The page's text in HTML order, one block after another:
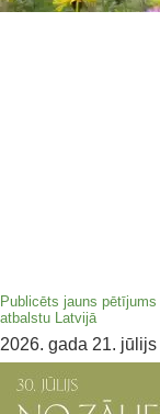
Publicēts jauns
atbalstu Latvijā
2026. gada 21. jūlijs